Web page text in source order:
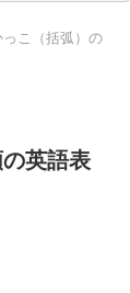
っこ（括弧）の
英語表